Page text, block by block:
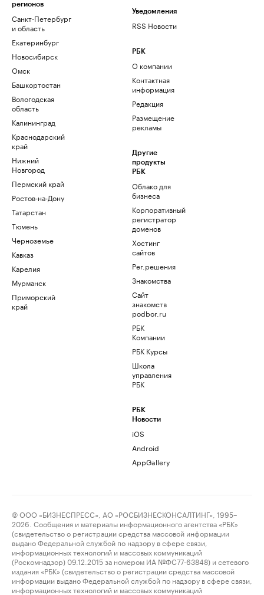
регионов
Санкт-Петербург
и область
Екатеринбург
Новосибирск
Омск
Башкортостан
Вологодская
область
Калининград
Краснодарский
край
Нижний
Новгород
Пермский край
Ростов-на-Дону
Татарстан
Тюмень
Черноземье
Кавказ
Карелия
Мурманск
Приморский
край
Уведомления
RSS Новости
РБК
О компании
Контактная
информация
Редакция
Размещение
рекламы
Другие
продукты
РБК
Облако для
бизнеса
Корпоративный
регистратор
доменов
Хостинг
сайтов
Рег.решения
Знакомства
Сайт
знакомств
podbor.ru
РБК
Компании
РБК Курсы
Школа
управления
РБК
РБК
Новости
iOS
Android
AppGallery
© ООО «БИЗНЕСПРЕСС», АО «РОСБИЗНЕСКОНСАЛТИНГ», 1995–
2026. Сообщения и материалы информационного агентства «РБК»
(свидетельство о регистрации средства массовой информации
выдано Федеральной службой по надзору в сфере связи,
информационных технологий и массовых коммуникаций
(Роскомнадзор) 09.12.2015 за номером ИА №ФС77-63848) и сетевого
издания «РБК» (свидетельство о регистрации средства массовой
информации выдано Федеральной службой по надзору в сфере связи,
информационных технологий и массовых коммуникаций